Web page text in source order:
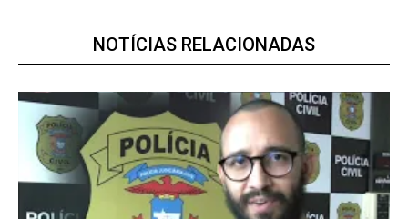
Premium
R$100 / ano
NOTÍCIAS RELACIONADAS